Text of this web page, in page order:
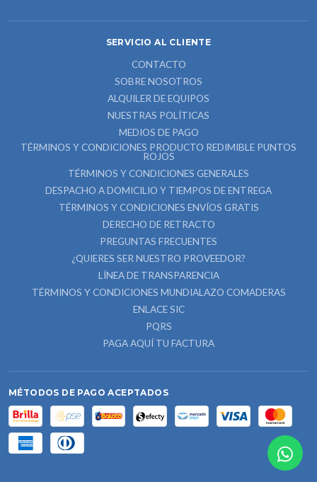
SERVICIO AL CLIENTE
CONTACTO
SOBRE NOSOTROS
ALQUILER DE EQUIPOS
NUESTRAS POLÍTICAS
MEDIOS DE PAGO
TÉRMINOS Y CONDICIONES PRODUCTO REDIMIBLE PUNTOS
ROJOS
TÉRMINOS Y CONDICIONES GENERALES
DESPACHO A DOMICILIO Y TIEMPOS DE ENTREGA
TÉRMINOS Y CONDICIONES ENVÍOS GRATIS
DERECHO DE RETRACTO
PREGUNTAS FRECUENTES
¿QUIERES SER NUESTRO PROVEEDOR?
LÍNEA DE TRANSPARENCIA
TÉRMINOS Y CONDICIONES MUNDIALAZO COMADERAS
ENLACE SIC
PQRS
PAGA AQUÍ TU FACTURA
MÉTODOS DE PAGO ACEPTADOS